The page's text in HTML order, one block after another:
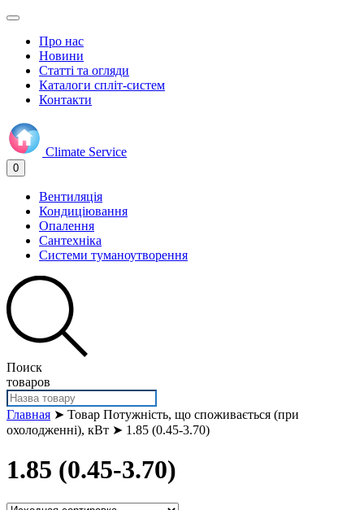
Про нас
Новини
Статті та огляди
Каталоги спліт-систем
Контакти
Climate Service
0
Вентиляція
Кондиціювання
Опалення
Сантехніка
Системи туманоутворення
Поиск
товаров
Главная ➤ Товар Потужність, що споживається (при
охолодженні), кВт ➤ 1.85 (0.45-3.70)
1.85 (0.45-3.70)